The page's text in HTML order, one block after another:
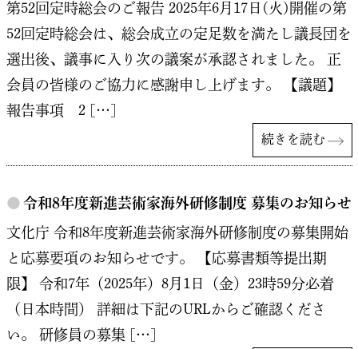
第52回定時総会のご報告 2025年6月17日(火)開催の第
52回定時総会は、総会成立の定足数を満たし議長団を
選出後、議事に入り次の議案が承認されました。 正
会員の皆様のご協力に感謝申し上げます。 【議題】
報告事項 2 […]
続きを読む
● 令和8年度新進芸術家海外研修制度 募集のお知らせ
文化庁 令和8年度新進芸術家海外研修制度の募集開始
と応募要項のお知らせです。 【応募書類等提出期
限】 令和7年（2025年）8月1日（金）23時59分必着
（日本時間） 詳細は下記のURLからご確認くださ
い。 研修員の募集 […]